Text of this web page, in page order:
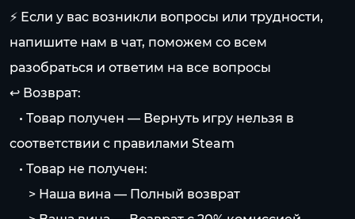
⚡️ Если у вас возникли вопросы или трудности,
напишите нам в чат, поможем со всем
разобраться и ответим на все вопросы
↩️ Возврат:
⠀• Товар получен — Вернуть игру нельзя в
соответствии с правилами Steam
⠀• Товар не получен:
⠀⠀> Наша вина — Полный возврат